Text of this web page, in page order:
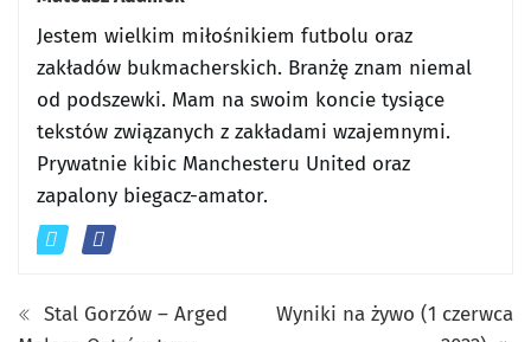
Jestem wielkim miłośnikiem futbolu oraz
zakładów bukmacherskich. Branżę znam niemal
od podszewki. Mam na swoim koncie tysiące
tekstów związanych z zakładami wzajemnymi.
Prywatnie kibic Manchesteru United oraz
zapalony biegacz-amator.
Stal Gorzów – Arged
Wyniki na żywo (1 czerwca